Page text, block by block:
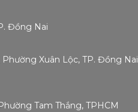
Đồng Nai
Phường Xuân Lộc, TP. Đồng Nai
Tam Thắng, TPHCM